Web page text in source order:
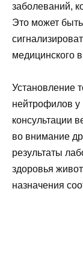
заболеваний,
Это может
медицинского
Установление
нейтрофилов у
консультации
во внимание
результаты
здоровья
назначения